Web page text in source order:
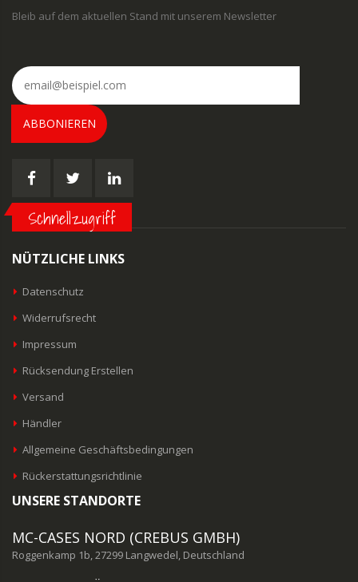
Bleib auf dem aktuellen Stand mit unserem Newsletter
ABBONIEREN
Schnellzugriff
NÜTZLICHE LINKS
Datenschutz
Widerrufsrecht
Impressum
Rücksendung Erstellen
Versand
Händler
Allgemeine Geschäftsbedingungen
Rückerstattungsrichtlinie
UNSERE STANDORTE
MC-CASES NORD (CREBUS GMBH)
Roggenkamp 1b, 27299 Langwedel, Deutschland